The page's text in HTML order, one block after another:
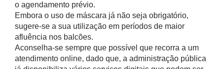
o agendamento prévio.
Embora o uso de máscara já não seja obrigatório,
sugere-se a sua utilização em períodos de maior
afluência nos balcões.
Aconselha-se sempre que possível que recorra a um
atendimento online, dado que, a administração pública